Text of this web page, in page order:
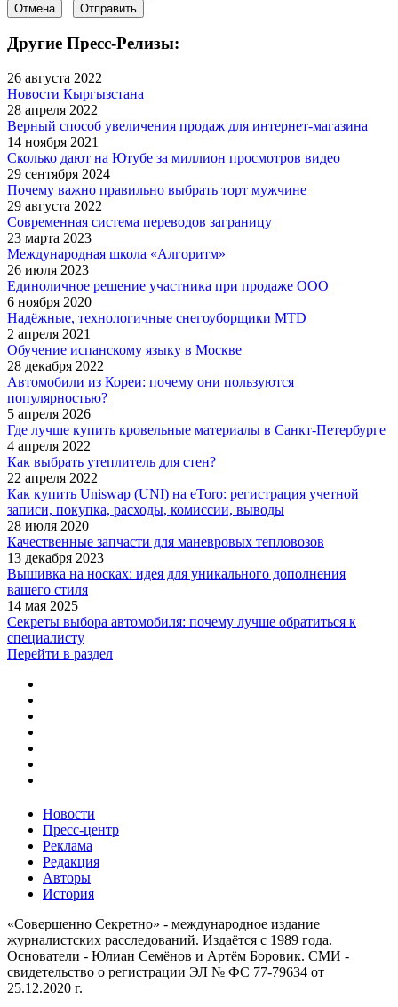
Отмена Отправить
Другие Пресс-Релизы:
26 августа 2022
Новости Кыргызстана
28 апреля 2022
Верный способ увеличения продаж для интернет-магазина
14 ноября 2021
Сколько дают на Ютубе за миллион просмотров видео
29 сентября 2024
Почему важно правильно выбрать торт мужчине
29 августа 2022
Современная система переводов заграницу
23 марта 2023
Международная школа «Алгоритм»
26 июля 2023
Единоличное решение участника при продаже ООО
6 ноября 2020
Надёжные, технологичные снегоуборщики MTD
2 апреля 2021
Обучение испанскому языку в Москве
28 декабря 2022
Автомобили из Кореи: почему они пользуются
популярностью?
5 апреля 2026
Где лучше купить кровельные материалы в Санкт-Петербурге
4 апреля 2022
Как выбрать утеплитель для стен?
22 апреля 2022
Как купить Uniswap (UNI) на eToro: регистрация учетной
записи, покупка, расходы, комиссии, выводы
28 июля 2020
Качественные запчасти для маневровых тепловозов
13 декабря 2023
Вышивка на носках: идея для уникального дополнения
вашего стиля
14 мая 2025
Секреты выбора автомобиля: почему лучше обратиться к
специалисту
Перейти в раздел
Новости
Пресс-центр
Реклама
Редакция
Авторы
История
«Совершенно Секретно» - международное издание
журналистских расследований. Издаётся с 1989 года.
Основатели - Юлиан Семёнов и Артём Боровик. CМИ -
свидетельство о регистрации ЭЛ № ФС 77-79634 от
25.12.2020 г.